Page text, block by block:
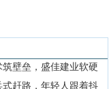
筑壁垒，盛佳建业软硬
行赶路，年轻人跟着抖